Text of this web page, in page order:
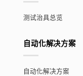
测试治具总览
自动化解决方案
自动化解决方案